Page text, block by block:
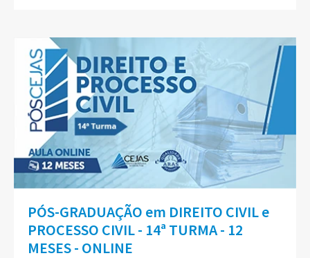
PÓS-GRADUAÇÃO em DIREITO CIVIL e
PROCESSO CIVIL - 14ª TURMA - 12
MESES - ONLINE